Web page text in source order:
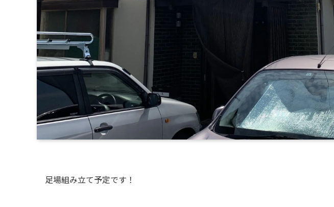
足場組み立て予定です！